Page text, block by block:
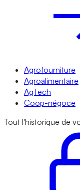
Agrofourniture
Agroalimentaire
AgTech
Coop-négoce
Tout l'historique de